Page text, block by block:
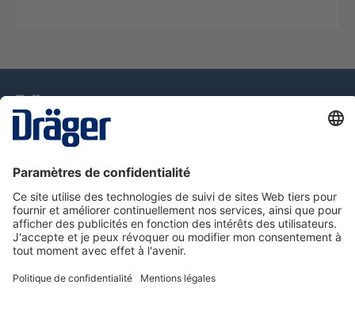
pour la vie
Assistance téléphonique
A propos de Dräger
Information